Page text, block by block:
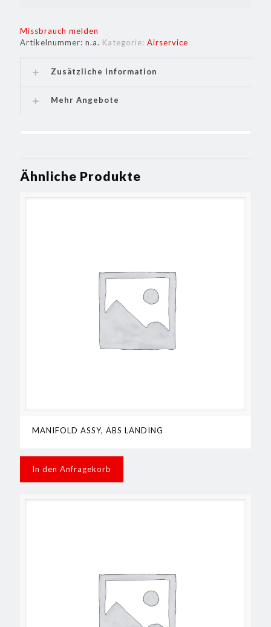
Missbrauch melden
Artikelnummer: n.a. Kategorie: Airservice
Zusätzliche Information
Mehr Angebote
Ähnliche Produkte
MANIFOLD ASSY, ABS LANDING
In den Anfragekorb